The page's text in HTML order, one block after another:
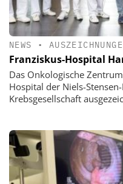
NEWS •
Franziskus-Hospital
Das Onkologische
Hospital der Niels-
Krebsgesellschaft